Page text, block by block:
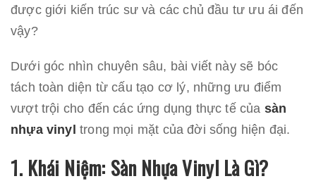
được giới kiến trúc sư và các chủ đầu tư ưu ái đến
vậy?
Dưới góc nhìn chuyên sâu, bài viết này sẽ bóc
tách toàn diện từ cấu tạo cơ lý, những ưu điểm
vượt trội cho đến các ứng dụng thực tế của sàn
nhựa vinyl trong mọi mặt của đời sống hiện đại.
1. Khái Niệm: Sàn Nhựa Vinyl Là Gì?